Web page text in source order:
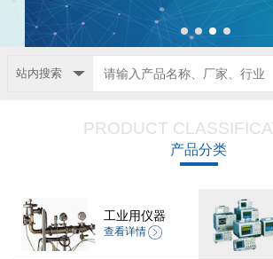
站内搜索
PRODUCT
产品分类
工业用仪器
查看详情